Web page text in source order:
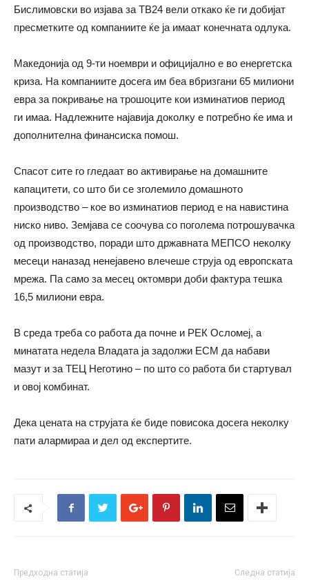
Бислимовски во изјава за ТВ24 вели откако ќе ги добијат
пресметките од компаниите ќе ја имаат конечната одлука.
Македонија од 9-ти ноември и официјално е во енергетска
криза. На компаниите досега им беа вбризгани 65 милиони
евра за покривање на трошоците кои изминатиов период
ги имаа. Надлежните најавија доколку е потребно ќе има и
дополнителна финансиска помош.
Спасот сите го гледаат во активирање на домашните
капацитети, со што би се зголемило домашното
производство – кое во изминатиов период е на навистина
ниско ниво. Земјава се соочува со поголема потрошувачка
од производство, поради што државната МЕПСО неколку
месеци наназад ненејавено влечеше струја од европската
мрежа. Па само за месец октомври доби фактура тешка
16,5 милиони евра.
В среда треба со работа да почне и РЕК Осломеј, а
минатата недела Владата ја задолжи ЕСМ да набави
мазут и за ТЕЦ Неготино – по што со работа би стартувал
и овој комбинат.
Дека цената на струјата ќе биде повисока досега неколку
пати алармираа и дел од експертите.
Предходна статија Следна статија